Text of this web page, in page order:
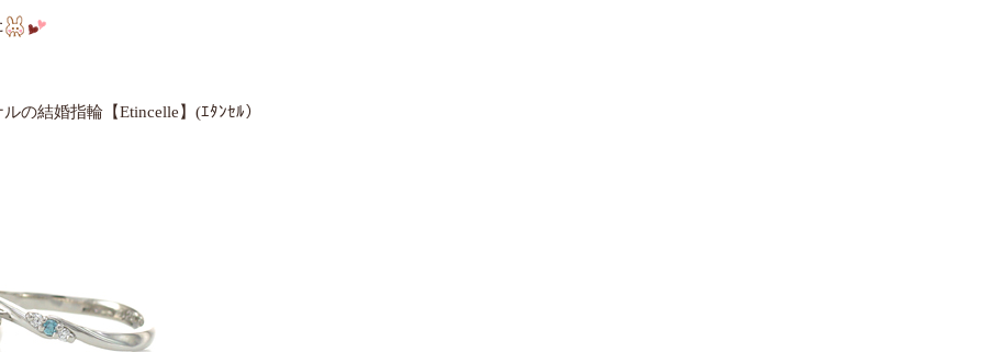
の結婚指輪【Etincelle】(ｴﾀﾝｾﾙ）